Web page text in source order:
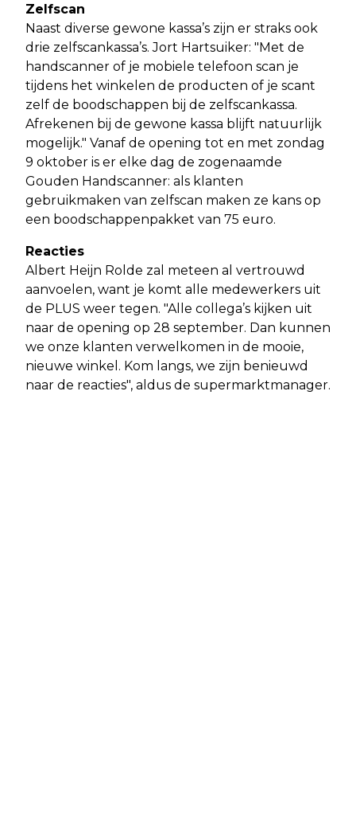
Zelfscan
Naast diverse gewone kassa’s zijn er straks ook
drie zelfscankassa’s. Jort Hartsuiker: "Met de
handscanner of je mobiele telefoon scan je
tijdens het winkelen de producten of je scant
zelf de boodschappen bij de zelfscankassa.
Afrekenen bij de gewone kassa blijft natuurlijk
mogelijk." Vanaf de opening tot en met zondag
9 oktober is er elke dag de zogenaamde
Gouden Handscanner: als klanten
gebruikmaken van zelfscan maken ze kans op
een boodschappenpakket van 75 euro.
Reacties
Albert Heijn Rolde zal meteen al vertrouwd
aanvoelen, want je komt alle medewerkers uit
de PLUS weer tegen. "Alle collega’s kijken uit
naar de opening op 28 september. Dan kunnen
we onze klanten verwelkomen in de mooie,
nieuwe winkel. Kom langs, we zijn benieuwd
naar de reacties", aldus de supermarktmanager.